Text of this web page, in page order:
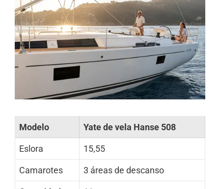
Modelo Yate de vela Hanse 508
Eslora 15,55
Camarotes 3 áreas de descanso